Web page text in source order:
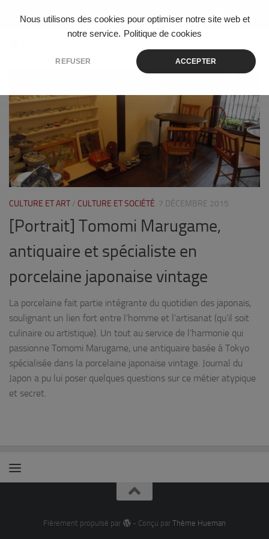
Nous utilisons des cookies pour optimiser notre site web et
notre service. Politique de cookies
REFUSER ACCEPTER
Skip to content
CULTURE ET ART / CULTURE ET SOCIÉTÉ 7 DÉCEMBRE 2015
[Portrait] Tomomi Marugame,
antiquaire et spécialiste en
porcelaine japonaise vintage
La porcelaine fait partie intégrante du quotidien des japonais,
soulignant un lien fort entre l’homme et l’artisanat (qu’il soit
culinaire ou artistique). Un tout au service de l’harmonie qui
passionne Tomomi Marugame, une antiquaire basée à Tokyo
spécialisée dans la porcelaine japonaise vintage. Journal du
Japon a pu lui poser quelques questions sur ce métier atypique
et secret.
Fièrement propulsé par - Conçu par Thème Hueman